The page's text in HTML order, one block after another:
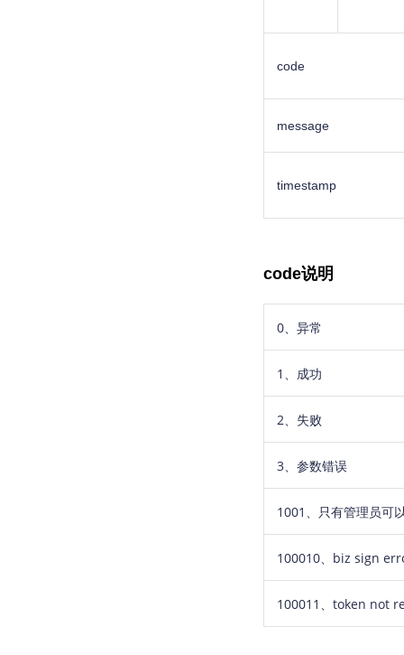
code
message
timestamp
code说明
0、异常
1、成功
2、失败
3、参数错误
1001、只有管理员可
100010、 biz sign
100011、token not